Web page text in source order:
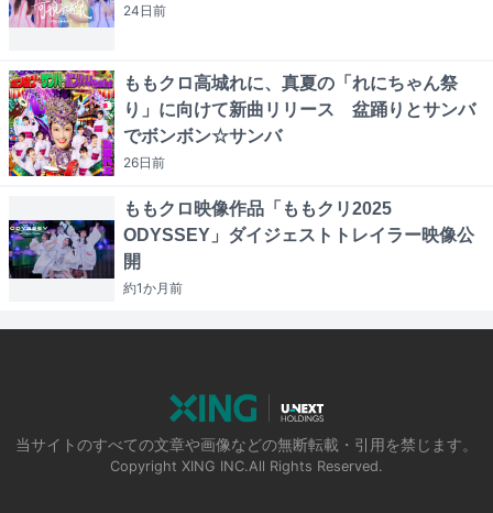
24日前
ももクロ高城れに、真夏の「れにちゃん祭
り」に向けて新曲リリース 盆踊りとサンバ
でボンボン☆サンバ
26日前
ももクロ映像作品「ももクリ2025
ODYSSEY」ダイジェストトレイラー映像公
開
約1か月前
当サイトのすべての文章や画像などの無断転載・引用を禁じます。
Copyright XING INC.All Rights Reserved.